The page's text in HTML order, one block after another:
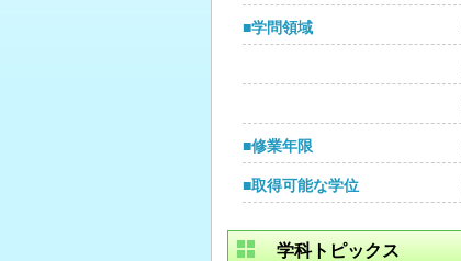
■学問領域
■修業年限
■取得可能な学位
学科トピックス